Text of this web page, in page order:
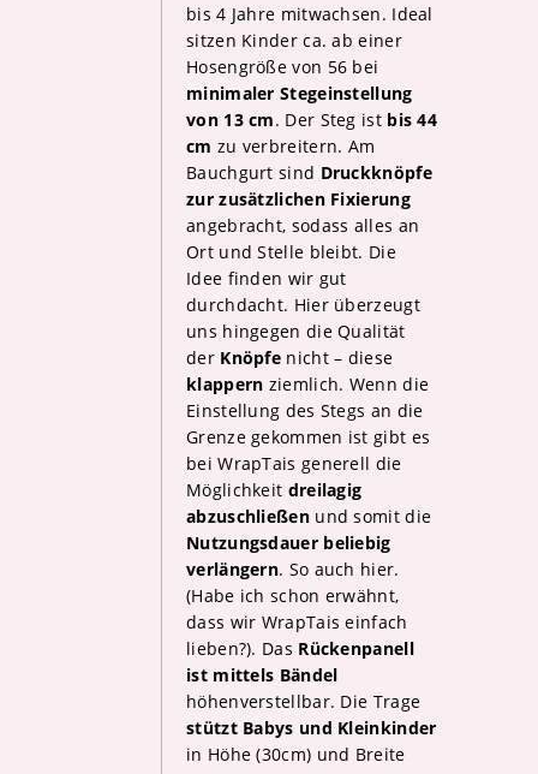
bis 4 Jahre mitwachsen. Ideal
sitzen Kinder ca. ab einer
Hosengröße von 56 bei
minimaler Stegeinstellung
von 13 cm. Der Steg ist bis 44
cm zu verbreitern. Am
Bauchgurt sind Druckknöpfe
zur zusätzlichen Fixierung
angebracht, sodass alles an
Ort und Stelle bleibt. Die
Idee finden wir gut
durchdacht. Hier überzeugt
uns hingegen die Qualität
der Knöpfe nicht – diese
klappern ziemlich. Wenn die
Einstellung des Stegs an die
Grenze gekommen ist gibt es
bei WrapTais generell die
Möglichkeit dreilagig
abzuschließenund somit die
Nutzungsdauer beliebig
verlängern. So auch hier.
(Habe ich schon erwähnt,
dass wir WrapTais einfach
lieben?). Das Rückenpanell
ist mittels Bändel
höhenverstellbar. Die Trage
stützt Babys und Kleinkinder
in Höhe (30cm) und Breite